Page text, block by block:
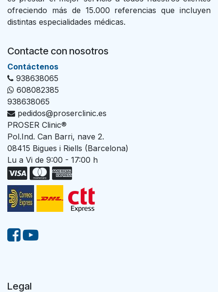
ofreciendo más de 15.000 referencias que incluyen
distintas especialidades médicas.
Contacte con nosotros
Con​tác​tenos
938638065
608082385
938638065
pedidos@proserclinic.es
PROSER Clinic®
Pol.Ind. Can Barri, nave 2.
08415 Bigues i Riells (Barcelona)
Lu a Vi de 9:00 - 17:00 h
Legal